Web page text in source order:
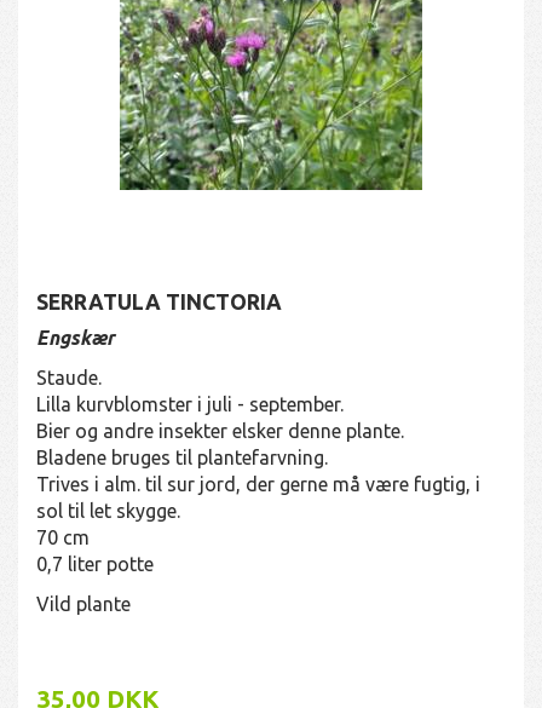
SERRATULA TINCTORIA
Engskær
Staude.
Lilla kurvblomster i juli - september.
Bier og andre insekter elsker denne plante.
Bladene bruges til plantefarvning.
Trives i alm. til sur jord, der gerne må være fugtig, i
sol til let skygge.
70 cm
0,7 liter potte
Vild plante
35,00 DKK